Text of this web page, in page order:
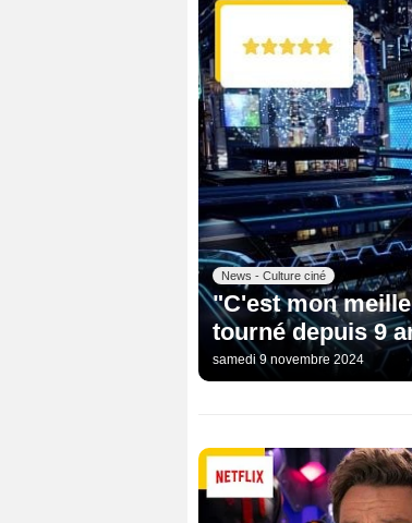
News - Culture ciné
"C'est mon
tourné depuis 9
samedi 9 novembre 2024